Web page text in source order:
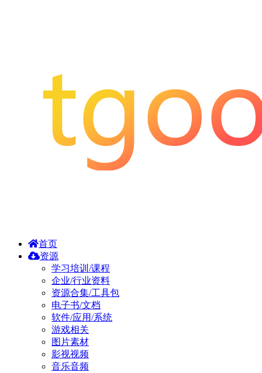
首页
资源
学习培训/课程
企业/行业资料
资源合集/工具包
电子书/文档
软件/应用/系统
游戏相关
图片素材
影视视频
音乐音频